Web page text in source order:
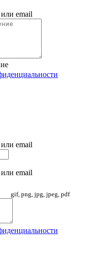
email
email
email
gif, png, jpg, jpeg, pdf